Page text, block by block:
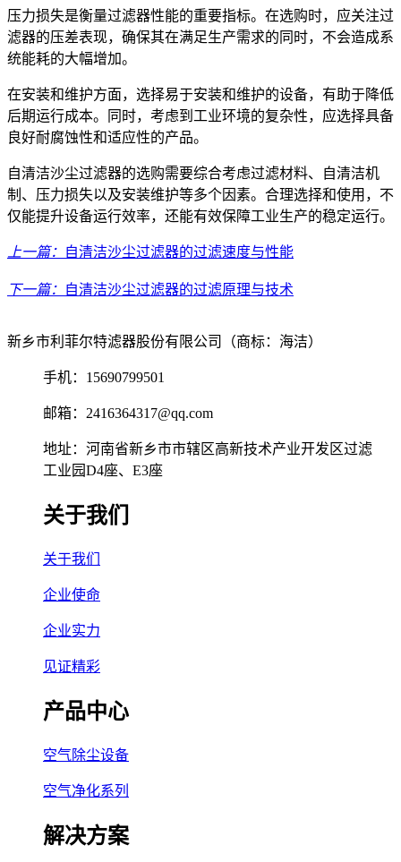
压力损失是衡量过滤器性能的重要指标。在选购时，应关注过
滤器的压差表现，确保其在满足生产需求的同时，不会造成系
统能耗的大幅增加。
在安装和维护方面，选择易于安装和维护的设备，有助于降低
后期运行成本。同时，考虑到工业环境的复杂性，应选择具备
良好耐腐蚀性和适应性的产品。
自清洁沙尘过滤器的选购需要综合考虑过滤材料、自清洁机
制、压力损失以及安装维护等多个因素。合理选择和使用，不
仅能提升设备运行效率，还能有效保障工业生产的稳定运行。
上一篇： 自清洁沙尘过滤器的过滤速度与性能
下一篇： 自清洁沙尘过滤器的过滤原理与技术
新乡市利菲尔特滤器股份有限公司（商标：海洁）
手机：15690799501
邮箱：2416364317@qq.com
地址：河南省新乡市市辖区高新技术产业开发区过滤
工业园D4座、E3座
关于我们
关于我们
企业使命
企业实力
见证精彩
产品中心
空气除尘设备
空气净化系列
解决方案